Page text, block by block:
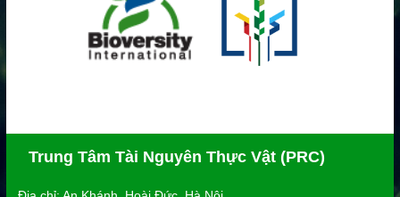
Trung Tâm Tài Nguyên Thực Vật (PRC)